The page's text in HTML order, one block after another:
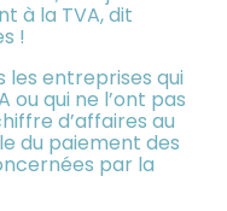
à la TVA, dit
!
les entreprises qui
ou qui ne l’ont pas
d’affaires au
du paiement des
par la